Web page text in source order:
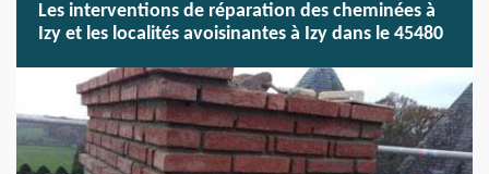
Les interventions de réparation des cheminées à
Izy et les localités avoisinantes à Izy dans le 45480